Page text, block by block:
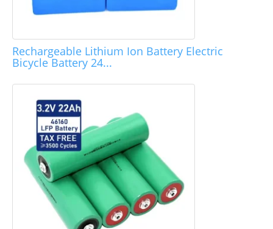
Rechargeable Lithium Ion Battery Electric
Bicycle Battery 24...